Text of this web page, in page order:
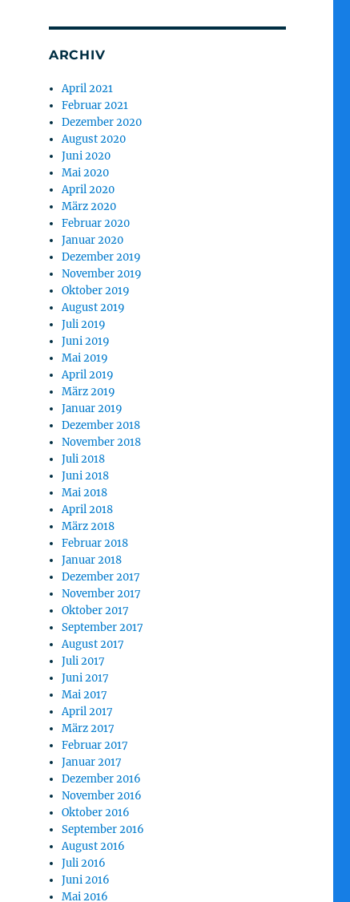
ARCHIV
April 2021
Februar 2021
Dezember 2020
August 2020
Juni 2020
Mai 2020
April 2020
März 2020
Februar 2020
Januar 2020
Dezember 2019
November 2019
Oktober 2019
August 2019
Juli 2019
Juni 2019
Mai 2019
April 2019
März 2019
Januar 2019
Dezember 2018
November 2018
Juli 2018
Juni 2018
Mai 2018
April 2018
März 2018
Februar 2018
Januar 2018
Dezember 2017
November 2017
Oktober 2017
September 2017
August 2017
Juli 2017
Juni 2017
Mai 2017
April 2017
März 2017
Februar 2017
Januar 2017
Dezember 2016
November 2016
Oktober 2016
September 2016
August 2016
Juli 2016
Juni 2016
Mai 2016